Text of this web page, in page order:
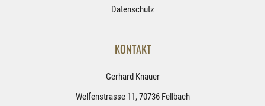
Datenschutz
KONTAKT
Gerhard Knauer
Welfenstrasse 11, 70736 Fellbach